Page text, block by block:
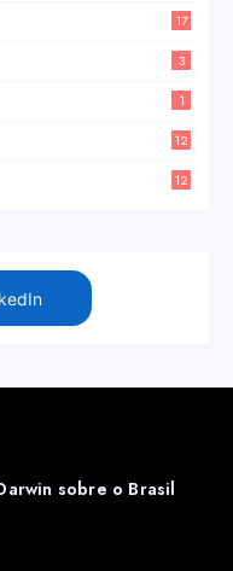
17
3
1
12
12
sobre o Brasil